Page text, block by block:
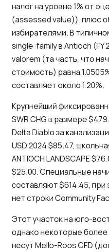
налог на уровне 1% от
(assessed value)), плюс
избирателями. В
single-family в Antioch
valorem (та часть, что
стоимость) равна
составляет около 1.20%.
Крупнейший
SWR CHG в размере
Delta Diablo за
USD 2024 $85.47,
ANTIOCH LANDSCAPE
$25.00. Специальные
составляют $614.45, при
нет строки Community
Этот участок на юго-
однако некоторые
несут Mello-Roos CFD